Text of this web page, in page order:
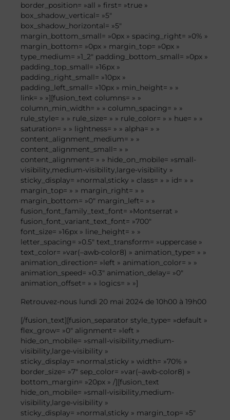
border_position= »all » first= »true »
box_shadow_vertical= »5″
box_shadow_horizontal= »5″
margin_bottom_small= »0px » spacing_right= »0% »
margin_bottom= »0px » margin_top= »0px »
type_medium= »1_2″ padding_bottom_small= »0px »
padding_top_small= »16px »
padding_right_small= »10px »
padding_left_small= »10px » min_height= » »
link= » »][fusion_text columns= » »
column_min_width= » » column_spacing= » »
rule_style= » » rule_size= » » rule_color= » » hue= » »
saturation= » » lightness= » » alpha= » »
content_alignment_medium= » »
content_alignment_small= » »
content_alignment= » » hide_on_mobile= »small-
visibility,medium-visibility,large-visibility »
sticky_display= »normal,sticky » class= » » id= » »
margin_top= » » margin_right= » »
margin_bottom= »0″ margin_left= » »
fusion_font_family_text_font= »Montserrat »
fusion_font_variant_text_font= »700″
font_size= »16px » line_height= » »
letter_spacing= »0.5″ text_transform= »uppercase »
text_color= »var(–awb-color8) » animation_type= » »
animation_direction= »left » animation_color= » »
animation_speed= »0.3″ animation_delay= »0″
animation_offset= » » logics= » »]
Retrouvez-nous lundi 20 mai 2024 de 10h00 à 19h00
[/fusion_text][fusion_separator style_type= »default »
flex_grow= »0″ alignment= »left »
hide_on_mobile= »small-visibility,medium-
visibility,large-visibility »
sticky_display= »normal,sticky » width= »70% »
border_size= »7″ sep_color= »var(–awb-color8) »
bottom_margin= »20px » /][fusion_text
hide_on_mobile= »small-visibility,medium-
visibility,large-visibility »
sticky_display= »normal,sticky » margin_top= »5″